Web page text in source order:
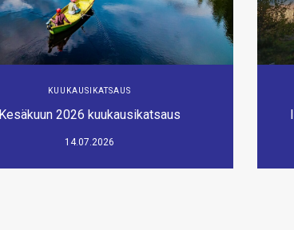
KUUKAUSIKATSAUS
Kesäkuun 2026 kuukausikatsaus
14.07.2026